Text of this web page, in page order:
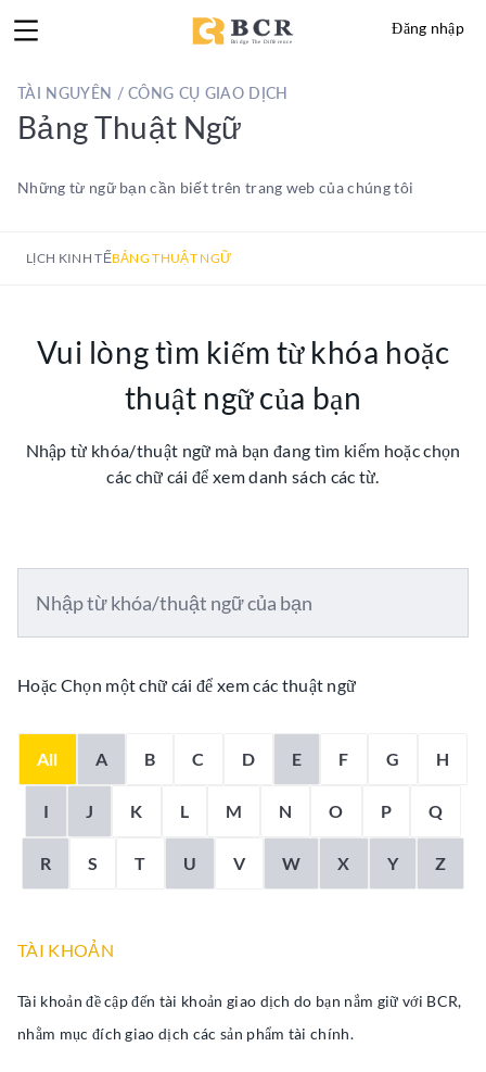
Đăng nhập
TÀI NGUYÊN / CÔNG CỤ GIAO DỊCH
Bảng Thuật Ngữ
Những từ ngữ bạn cần biết trên trang web của chúng tôi
LỊCH KINH TẾBẢNG THUẬT NGỮ
Vui lòng tìm kiếm từ khóa hoặc
thuật ngữ của bạn
Nhập từ khóa/thuật ngữ mà bạn đang tìm kiếm hoặc chọn
các chữ cái để xem danh sách các từ.
Hoặc Chọn một chữ cái để xem các thuật ngữ
All A B C D E F G H
I J K L M N O P Q
R S T U V W X Y Z
TÀI KHOẢN
Tài khoản đề cập đến tài khoản giao dịch do bạn nắm giữ với BCR,
nhằm mục đích giao dịch các sản phẩm tài chính.